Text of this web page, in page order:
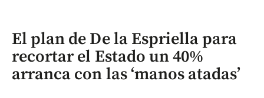
El plan de De la Espriella para
recortar el Estado un 40%
arranca con las ‘manos atadas’